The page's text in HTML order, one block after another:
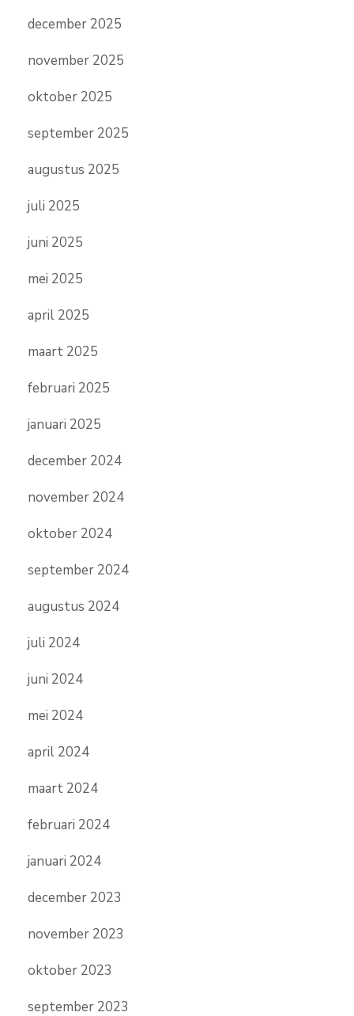
december 2025
november 2025
oktober 2025
september 2025
augustus 2025
juli 2025
juni 2025
mei 2025
april 2025
maart 2025
februari 2025
januari 2025
december 2024
november 2024
oktober 2024
september 2024
augustus 2024
juli 2024
juni 2024
mei 2024
april 2024
maart 2024
februari 2024
januari 2024
december 2023
november 2023
oktober 2023
september 2023